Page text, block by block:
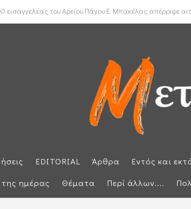
Ο εισαγγελέας του Αρείου Πάγου Ε. Μπακέλας απέρριψε
ΟΟΣΑ: Στην τελευταία θέση η Ελλάδα για το πραγματικό
EDITORIAL Άρθρα Εντός και
ημέρας
Θέματα Περί άλλων....